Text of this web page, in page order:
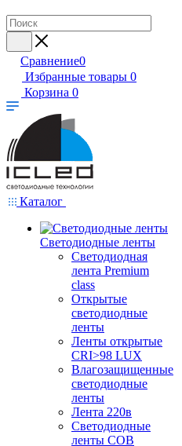
Сравнение0
Избранные товары 0
Корзина 0
Каталог
Светодиодные ленты
Светодиодная
лента Premium
class
Открытые
светодиодные
ленты
Ленты открытые
CRI>98 LUX
Влагозащищенные
светодиодные
ленты
Лента 220в
Светодиодные
ленты COB